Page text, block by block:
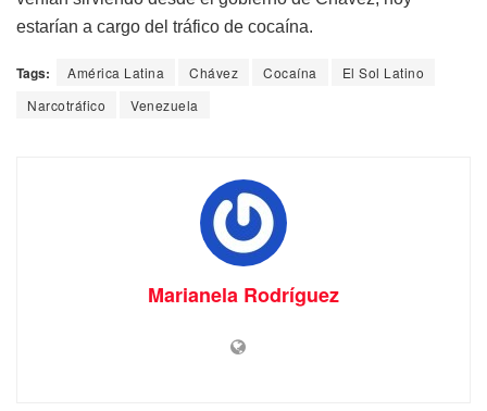
estarían a cargo del tráfico de cocaína.
Tags: América Latina Chávez Cocaína
El Sol Latino
Narcotráfico
Venezuela
Marianela Rodríguez